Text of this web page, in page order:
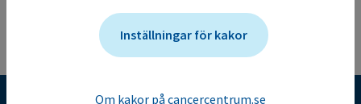
Inställningar för kakor
Om kakor på cancercentrum.se